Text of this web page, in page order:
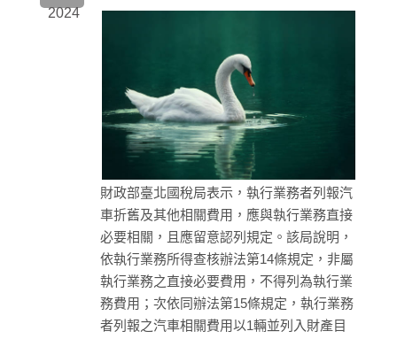
2024
財政部臺北國稅局表示，執行業務者列報汽
車折舊及其他相關費用，應與執行業務直接
必要相關，且應留意認列規定。該局說明，
依執行業務所得查核辦法第14條規定，非屬
執行業務之直接必要費用，不得列為執行業
務費用；次依同辦法第15條規定，執行業務
者列報之汽車相關費用以1輛並列入財產目